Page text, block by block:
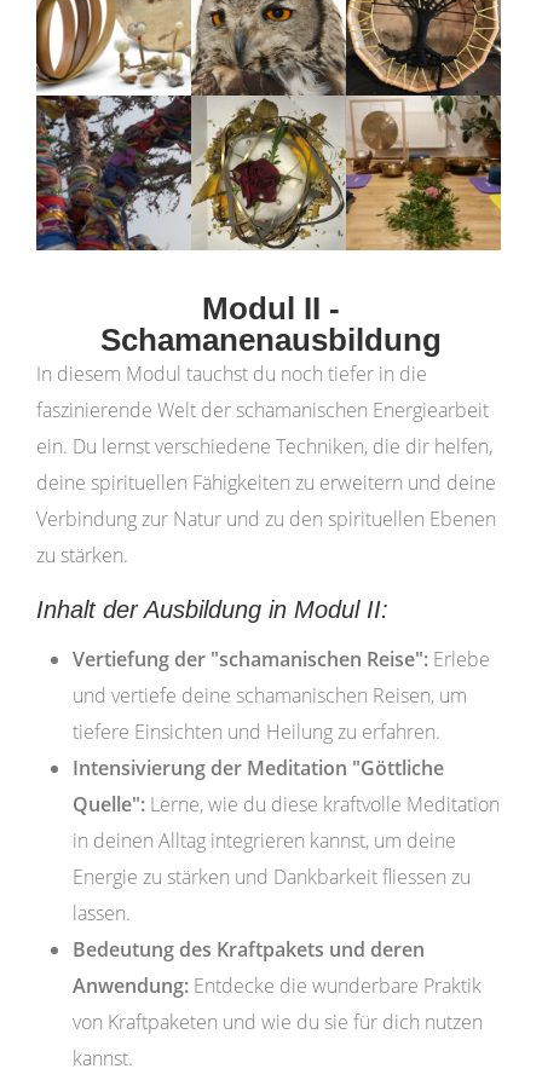
Modul II -
Schamanenausbildung
In diesem Modul tauchst du noch tiefer in die
faszinierende Welt der schamanischen Energiearbeit
ein. Du lernst verschiedene Techniken, die dir helfen,
deine spirituellen Fähigkeiten zu erweitern und deine
Verbindung zur Natur und zu den spirituellen Ebenen
zu stärken.
Inhalt der Ausbildung in Modul II:
Vertiefung der "schamanischen Reise": Erlebe
und vertiefe deine schamanischen Reisen, um
tiefere Einsichten und Heilung zu erfahren.
Intensivierung der Meditation "Göttliche
Quelle": Lerne, wie du diese kraftvolle Meditation
in deinen Alltag integrieren kannst, um deine
Energie zu stärken und Dankbarkeit fliessen zu
lassen.
Bedeutung des Kraftpakets und deren
Anwendung: Entdecke die wunderbare Praktik
von Kraftpaketen und wie du sie für dich nutzen
kannst.